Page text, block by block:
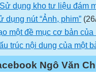
dụng kho tư liệu đám
dụng nút “Ảnh, phim”
một đề mục cơ bản
trúc nội dung của một
Ngô Văn